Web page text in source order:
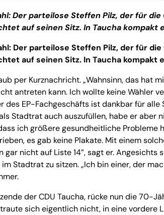
Der parteilose Steffen Pilz, der für die
auf seinen Sitz. In Taucha kompakt
Der parteilose Steffen Pilz, der für die
auf seinen Sitz. In Taucha kompakt
per Kurznachricht. „Wahnsinn, das hat
antreten kann. Ich wollte keine Wähler
des EP-Fachgeschäfts ist dankbar für
Stadtrat auch auszufüllen, habe er aber
ich größere gesundheitliche Probleme
es gab keine Plakate. Mit einem
nicht auf Liste 14”, sagt er. Angesichts
Stadtrat zu sitzen. „Ich bin einer, der
der CDU Taucha, rücke nun die 70-
sich eigentlich nicht, in eine vordere